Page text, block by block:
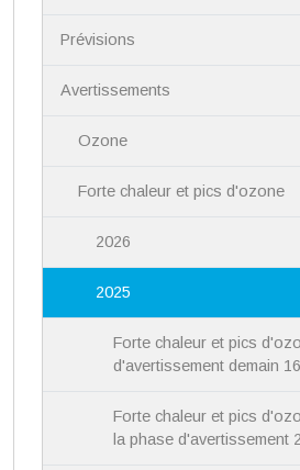
Prévisions
Avertissements
Ozone
Forte chaleur et pics d'ozone
2026
2025
Forte chaleur et pics
d'avertissement demain
Forte chaleur et pics
la phase d'avertissement